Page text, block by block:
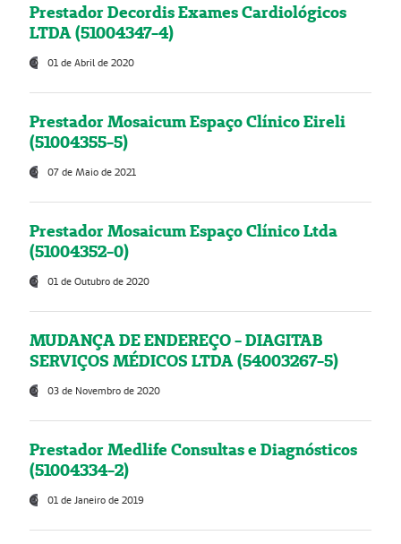
Prestador Decordis Exames Cardiológicos
LTDA (51004347-4)
01 de Abril de 2020
Prestador Mosaicum Espaço Clínico Eireli
(51004355-5)
07 de Maio de 2021
Prestador Mosaicum Espaço Clínico Ltda
(51004352-0)
01 de Outubro de 2020
MUDANÇA DE ENDEREÇO - DIAGITAB
SERVIÇOS MÉDICOS LTDA (54003267-5)
03 de Novembro de 2020
Prestador Medlife Consultas e Diagnósticos
(51004334-2)
01 de Janeiro de 2019